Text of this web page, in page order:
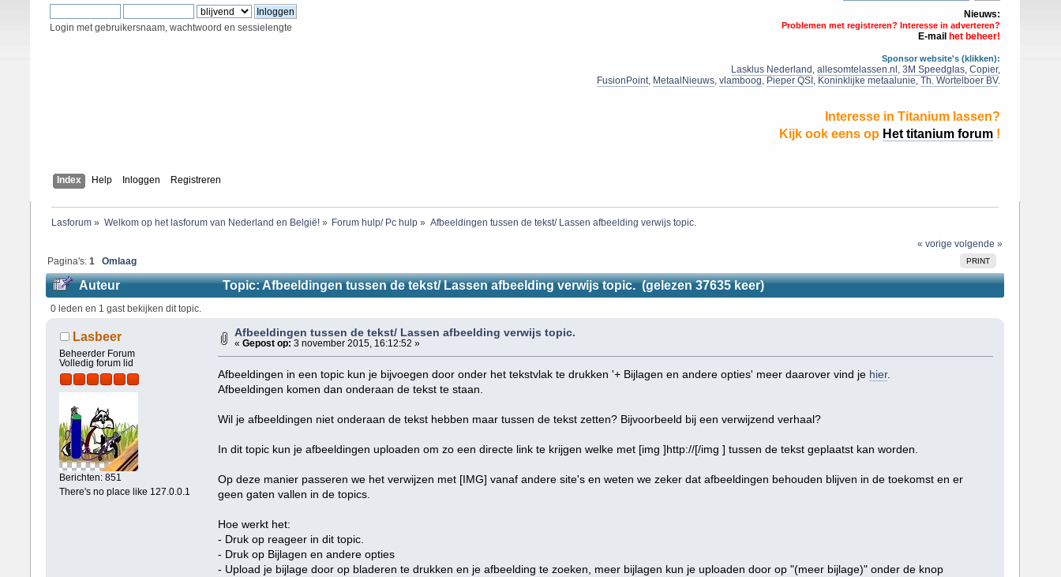
Login met gebruikersnaam, wachtwoord en sessielengte
Nieuws:
Problemen met registreren? Interesse in adverteren?
E-mail het beheer!
Sponsor website's (klikken):
Lasklus Nederland , allesomtelassen.nl , 3M Speedglas, Copier,
FusionPoint, MetaalNieuws, vlamboog, Pieper QSI , Koninklijke metaalunie, Th. Wortelboer BV.
Interesse in Titanium lassen?
Kijk ook eens op Het titanium forum !
Index Help Inloggen Registreren
Lasforum» Welkom op het lasforum van Nederland en België!» Forum hulp/ Pc hulp » Afbeeldingen tussen de tekst/ Lassen afbeelding verwijs topic.
« vorige volgende »
PRINT
Pagina's:1 Omlaag
Auteur Topic: Afbeeldingen tussen de tekst/ Lassen afbeelding verwijs topic. (gelezen 37635 keer)
0 leden en 1 gast bekijken dit topic.
Lasbeer
Beheerder Forum
Volledig forum lid
Berichten: 851
There's no place like 127.0.0.1
Afbeeldingen tussen de tekst/ Lassen afbeelding verwijs topic.
«Gepost op: 3 november 2015, 16:12:52 »
Afbeeldingen in een topic kun je bijvoegen door onder het tekstvlak te drukken '+ Bijlagen en andere opties' meer daarover vind je hier.
Afbeeldingen komen dan onderaan de tekst te staan.
Wil je afbeeldingen niet onderaan de tekst hebben maar tussen de tekst zetten? Bijvoorbeeld bij een verwijzend verhaal?
In dit topic kun je afbeeldingen uploaden om zo een directe link te krijgen welke met [img ]http://[/img ] tussen de tekst geplaatst kan worden.
Op deze manier passeren we het verwijzen met [IMG] vanaf andere site's en weten we zeker dat afbeeldingen behouden blijven in de toekomst en er
geen gaten vallen in de topics.
Hoe werkt het:
- Druk op reageer in dit topic.
- Druk op Bijlagen en andere opties
- Upload je bijlage door op bladeren te drukken en je afbeelding te zoeken, meer bijlagen kun je uploaden door op "(meer bijlage)" onder de knop